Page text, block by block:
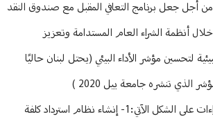
أجل جعل برنامج التعافي المقبل مع صندوق النقد
أنظمة الشراء العام المستدامة وتعزيز
لتحسين مؤشر الأداء البيئي (يحتل لبنان حاليًا
واقترح وزير البيئة 7 إجراءات على الشكل الآتي:1- إنشاء نظام استرداد كلفة